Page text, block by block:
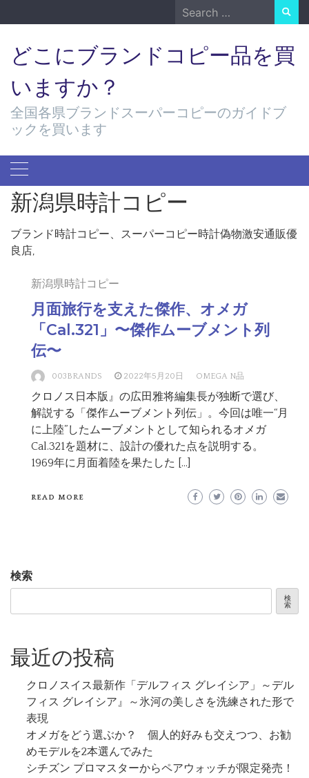
to
Search
for:
どこにブランドコピー品を買
いますか？
全国各県ブランドスーパーコピーのガイドブ
ックを買います
新潟県時計コピー
ブランド時計コピー、スーパーコピー時計偽物激安通販優
良店,
新潟県時計コピー
月面旅行を支えた傑作、オメガ
「Cal.321」〜傑作ムーブメント列
伝〜
003BRANDS 2022年5月20日 OMEGA N品
クロノス日本版』の広田雅将編集長が独断で選び、
解説する「傑作ムーブメント列伝」。今回は唯一“月
に上陸”したムーブメントとして知られるオメガ
Cal.321を題材に、設計の優れた点を説明する。
1969年に月面着陸を果たした […]
READ MORE
検索
検
索
最近の投稿
クロノスイス最新作「デルフィス グレイシア」～デル
フィス グレイシア』～氷河の美しさを洗練された形で
表現
オメガをどう選ぶか？ 個人的好みも交えつつ、お勧
めモデルを2本選んでみた
シチズン プロマスターからペアウォッチが限定発売！